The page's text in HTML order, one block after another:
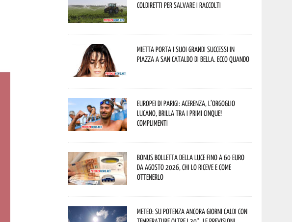
Coldiretti per salvare i raccolti
Mietta porta i suoi grandi successi in
piazza a San Cataldo di Bella. Ecco quando
Europei di Parigi: Acerenza, l’orgoglio
lucano, brilla tra i primi cinque!
Complimenti
Bonus bolletta della luce fino a 60 euro
da agosto 2026, chi lo riceve e come
ottenerlo
Meteo: su Potenza ancora giorni caldi con